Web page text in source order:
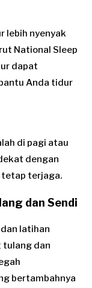
lebih nyenyak
National Sleep
dapat
Anda tidur
di pagi atau
dengan
tetap terjaga.
dan Sendi
latihan
tulang dan
bertambahnya